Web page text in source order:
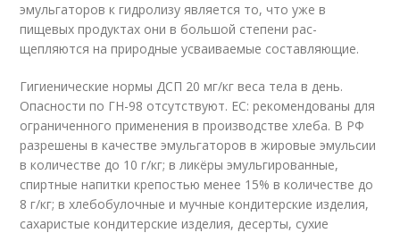
эмульгаторов к гидролизу являет­ся то, что уже в
пищевых продуктах они в большой степени рас­
щепляются на природные усваиваемые составляющие.
Гигиенические нормы ДСП 20 мг/кг веса тела в день.
Опасности по ГН-98 отсутствуют. ЕС: рекомендованы для
ограниченного применения в производ­стве хлеба. В РФ
разрешены в качестве эмульгаторов в жировые эмульсии
в количестве до 10 г/кг; в ликёры эмульгированные,
спиртные напитки крепостью менее 15% в количестве до
8 г/кг; в хлебобулочные и мучные кондитерские изделия,
сахаристые кон­дитерские изделия, десерты, сухие